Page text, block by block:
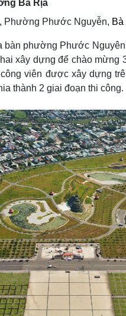
Bà Rịa
Phường Phước Nguyễn, Bà
bàn phường Phước
xây dựng để chào mừng
viên được xây dựng
thành 2 giai đoạn thi công.